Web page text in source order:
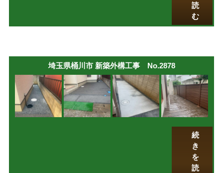
読
む
埼玉県桶川市 新築外構工事 No.2878
続
き
を
読